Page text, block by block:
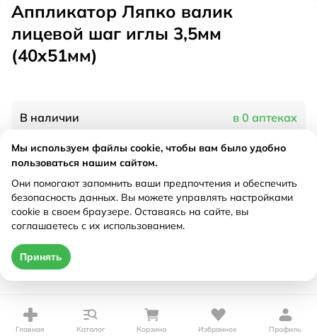
Аппликатор Ляпко валик
лицевой шаг иглы 3,5мм
(40х51мм)
В наличии в 0 аптеках
Характеристики
Рецепт Не требуется
Главная Каталог Корзина Избранное Профиль
Мы используем файлы cookie, чтобы вам было удобно
пользоваться нашим сайтом.
Они помогают запомнить ваши предпочтения и обеспечить
безопасность данных. Вы можете управлять настройками
cookie в своем браузере. Оставаясь на сайте, вы
соглашаетесь с их использованием.
Принять